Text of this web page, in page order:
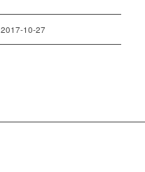
2017-10-27